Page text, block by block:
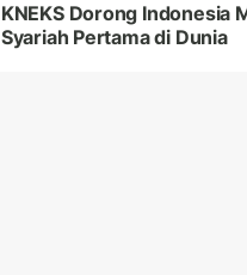
KNEKS Dorong Indonesia
Syariah Pertama di Dunia